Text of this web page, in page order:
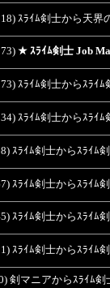
ｽﾗｲﾑ剣士から天界
★ ｽﾗｲﾑ剣士 Job
ｽﾗｲﾑ剣士からｽﾗｲﾑ
ｽﾗｲﾑ剣士からｽﾗｲﾑ
ｽﾗｲﾑ剣士からｽﾗｲﾑ
ｽﾗｲﾑ剣士からｽﾗｲﾑ
ｽﾗｲﾑ剣士からｽﾗｲﾑ
ｽﾗｲﾑ剣士からｽﾗｲﾑ
剣マニアからｽﾗｲﾑ剣